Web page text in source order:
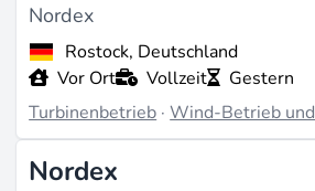
Nordex
Rostock, Deutschland
Vor Ort
Vollzeit
Gestern
Turbinenbetrieb ·Wind-Betrieb
Nordex